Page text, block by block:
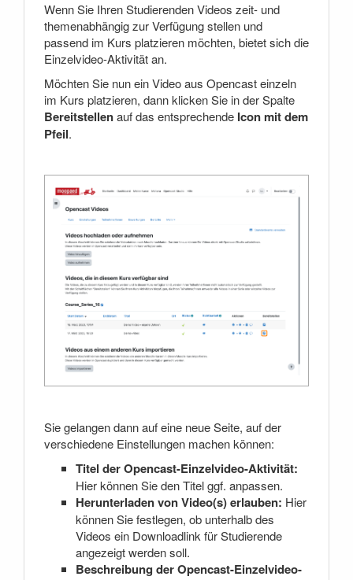
Wenn Sie Ihren Studierenden Videos zeit- und
themenabhängig zur Verfügung stellen und
passend im Kurs platzieren möchten, bietet sich die
Einzelvideo-Aktivität an.
Möchten Sie nun ein Video aus Opencast einzeln
im Kurs platzieren, dann klicken Sie in der Spalte
Bereitstellenauf das entsprechende Icon mit dem
Pfeil.
Sie gelangen dann auf eine neue Seite, auf der
verschiedene Einstellungen machen können:
Titel der Opencast-Einzelvideo-Aktivität:
Hier können Sie den Titel ggf. anpassen.
Herunterladen von Video(s) erlauben: Hier
können Sie festlegen, ob unterhalb des
Videos ein Downloadlink für Studierende
angezeigt werden soll.
Beschreibung der Opencast-Einzelvideo-